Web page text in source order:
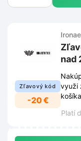
Zľavový kód
-20 €
nad
využi
Platí